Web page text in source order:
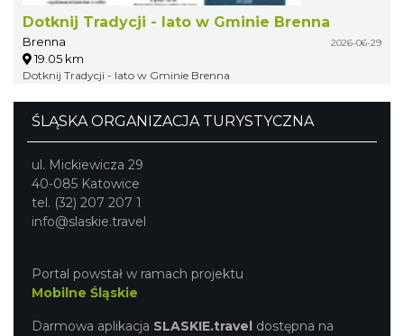
Dotknij Tradycji - lato w Gminie Brenna
Brenna 2026-06-29
19.05 km
Dotknij Tradycji - lato w Gminie Brenna
ŚLĄSKA ORGANIZACJA TURYSTYCZNA
ul. Mickiewicza 29
40-085 Katowice
tel. (32) 207 207 1
info@slaskie.travel
Portal powstał w ramach projektu
Mobilne Śląskie
Darmowa aplikacja SLASKIE.travel dostępna na